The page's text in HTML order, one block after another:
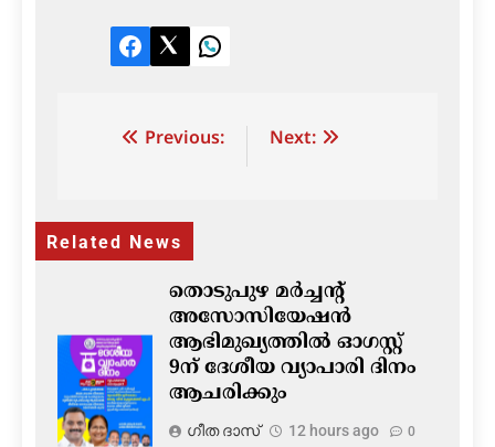
Facebook
TwitterLinkedIn
Post Previous: Next:
Related News
തൊടുപുഴ മർച്ചന്റ്
അസോസിയേഷൻ
ആഭിമുഖ്യത്തിൽ ഓഗസ്റ്റ്
9ന് ദേശീയ വ്യാപാരി ദിനം
ആചരിക്കും
ഗീത ദാസ്‌ 12 hours ago 0